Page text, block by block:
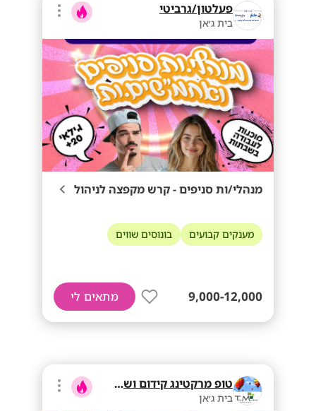
פעלטון/גרביטי
בית ג׳אן
מנהלי/ות סניפים - קרש מקפצה לניהול
מענקים קבועים בונוסים שווים
9,000-12,000 מתאים לי
טופ מרקטינג קידום ושיווק בע"מ
בית ג׳אן